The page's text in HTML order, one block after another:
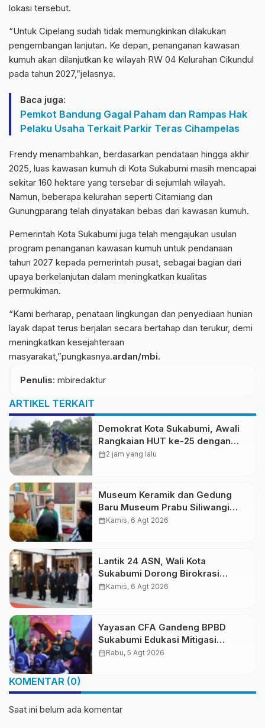
lokasi tersebut.
“Untuk Cipelang sudah tidak memungkinkan dilakukan
pengembangan lanjutan. Ke depan, penanganan kawasan
kumuh akan dilanjutkan ke wilayah RW 04 Kelurahan Cikundul
pada tahun 2027,”jelasnya.
Baca juga:
Pemkot Bandung Gagal Paham dan Rampas Hak
Pelaku Usaha Terkait Parkir Teras Cihampelas
Frendy menambahkan, berdasarkan pendataan hingga akhir
2025, luas kawasan kumuh di Kota Sukabumi masih mencapai
sekitar 160 hektare yang tersebar di sejumlah wilayah.
Namun, beberapa kelurahan seperti Citamiang dan
Gunungparang telah dinyatakan bebas dari kawasan kumuh.
Pemerintah Kota Sukabumi juga telah mengajukan usulan
program penanganan kawasan kumuh untuk pendanaan
tahun 2027 kepada pemerintah pusat, sebagai bagian dari
upaya berkelanjutan dalam meningkatkan kualitas
permukiman.
“Kami berharap, penataan lingkungan dan penyediaan hunian
layak dapat terus berjalan secara bertahap dan terukur, demi
meningkatkan kesejahteraan
masyarakat,”pungkasnya.ardan/mbi.
Penulis: mbiredaktur
ARTIKEL TERKAIT
Demokrat Kota Sukabumi, Awali
Rangkaian HUT ke-25 dengan
Aksi Bersih Masjid Agung dan
calendar_month2 jam yang lalu
Museum Keramik dan Gedung
Baru Museum Prabu Siliwangi
Diresmikan, Ponpes Al-Fath
calendar_monthKamis, 6 Agt 2026
Lantik 24 ASN, Wali Kota
Sukabumi Dorong Birokrasi
Profesional dan Adaptif
calendar_monthKamis, 6 Agt 2026
Yayasan CFA Gandeng BPBD
Sukabumi Edukasi Mitigasi
Bencana untuk Anak Usia Dini
calendar_monthRabu, 5 Agt 2026
KOMENTAR (0)
Saat ini belum ada komentar